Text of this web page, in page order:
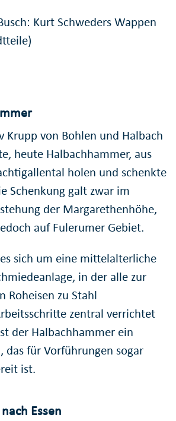
Kurt Schweders Wappen
Krupp von Bohlen und Halbach
heute Halbachhammer, aus
holen und schenkte
Schenkung galt zwar im
der Margarethenhöhe,
auf Fulerumer Gebiet.
sich um eine mittelalterliche
in der alle zur
Roheisen zu Stahl
zentral verrichtet
der Halbachhammer ein
das für Vorführungen sogar
ist.
Essen